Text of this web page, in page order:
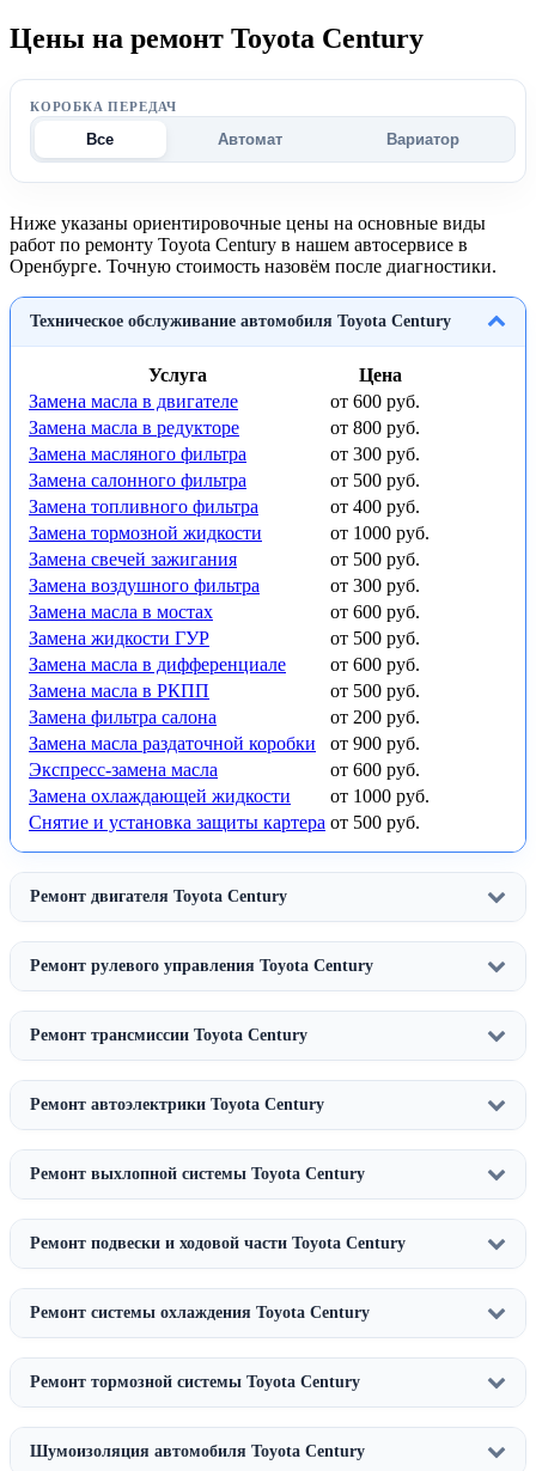
Цены на ремонт Toyota Century
КОРОБКА ПЕРЕДАЧ
Все Автомат Вариатор
Ниже указаны ориентировочные цены на основные виды
работ по ремонту Toyota Century в нашем автосервисе в
Оренбурге. Точную стоимость назовём после диагностики.
Техническое обслуживание автомобиля Toyota Century
Услуга
Цена
Замена масла в двигателе
от 600 руб.
Замена масла в редукторе
от 800 руб.
Замена масляного фильтра
от 300 руб.
Замена салонного фильтра
от 500 руб.
Замена топливного фильтра
от 400 руб.
Замена тормозной жидкости
от 1000 руб.
Замена свечей зажигания
от 500 руб.
Замена воздушного фильтра
от 300 руб.
Замена масла в мостах
от 600 руб.
Замена жидкости ГУР
от 500 руб.
Замена масла в дифференциале
от 600 руб.
Замена масла в РКПП
от 500 руб.
Замена фильтра салона
от 200 руб.
Замена масла раздаточной коробки
от 900 руб.
Экспресс-замена масла
от 600 руб.
Замена охлаждающей жидкости
от 1000 руб.
Снятие и установка защиты картера от 500 руб.
Ремонт двигателя Toyota Century
Ремонт рулевого управления Toyota Century
Ремонт трансмиссии Toyota Century
Ремонт автоэлектрики Toyota Century
Ремонт выхлопной системы Toyota Century
Ремонт подвески и ходовой части Toyota Century
Ремонт системы охлаждения Toyota Century
Ремонт тормозной системы Toyota Century
Шумоизоляция автомобиля Toyota Century